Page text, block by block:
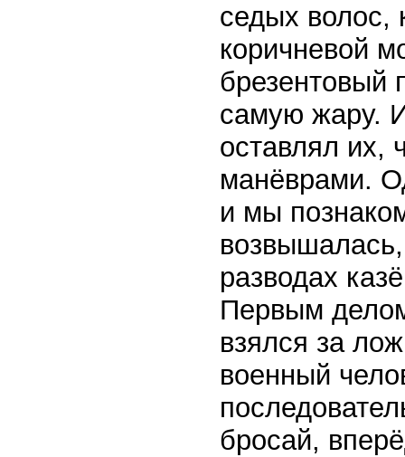
седых волос,
коричневой
самую жару.
оставлял их,
манёврами.
и мы
возвышалась,
разводах
Первым
взялся за
военный
бросай,